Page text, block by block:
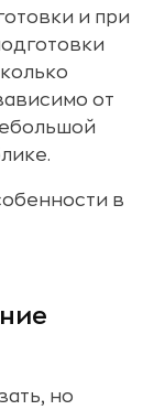
и при
от
в
но